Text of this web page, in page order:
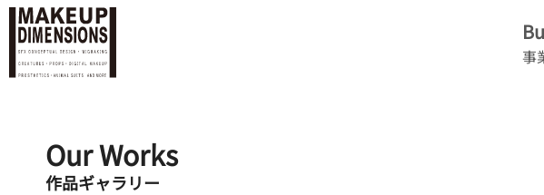
事
Our Works
作品ギャラリー